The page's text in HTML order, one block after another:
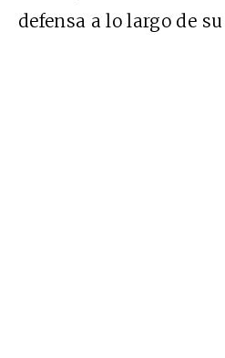
defensa a lo largo de